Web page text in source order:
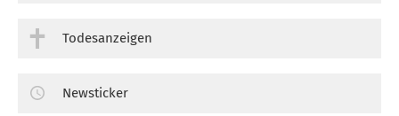
Todesanzeigen
Newsticker